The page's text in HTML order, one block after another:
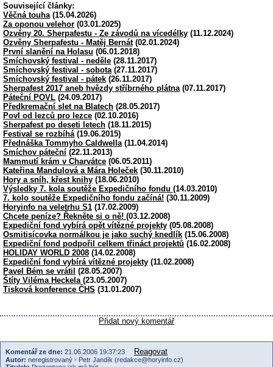
Související články:
Věčná touha (15.04.2026)
Za oponou velehor (03.01.2025)
Ozvěny 20. Sherpafestu - Ze závodů na vícedélky (11.12.2024)
Ozvěny Sherpafestu - Matěj Bernát(02.01.2024)
První slanění na Holasu (06.01.2018)
Smíchovský festival - neděle (28.11.2017)
Smíchovský festival - sobota (27.11.2017)
Smíchovský festival - pátek (26.11.2017)
Sherpafest 2017 aneb hvězdy stříbrného plátna (07.11.2017)
Páteční POVL (24.09.2017)
Předkremační slet na Blatech (28.05.2017)
Povl od lezců pro lezce (02.10.2016)
Sherpafest po deseti letech (18.11.2015)
Festival se rozbíhá (19.06.2015)
Přednáška Tommyho Caldwella (11.04.2014)
Smíchov páteční (22.11.2013)
Mammutí krám v Charvátce (06.05.2011)
Kateřina Mandulová a Mára Holeček (30.11.2010)
Hory a sníh, křest knihy (18.06.2010)
Výsledky 7. kola soutěže Expedičního fondu (14.03.2010)
7. kolo soutěže Expedičního fondu začíná! (30.11.2009)
Horyinfo na veletrhu S1 (17.02.2009)
Chcete peníze? Řekněte si o ně! (03.12.2008)
Expediční fond vybírá opět vítězné projekty (05.08.2008)
Osmitisícovka normálkou je jako suchý knedlík (15.06.2008)
Expediční fond podpořil celkem třináct projektů (16.02.2008)
HOLIDAY WORLD 2008 (14.02.2008)
Expediční fond vybírá vítězné projekty (11.02.2008)
Pavel Bém se vrátil (28.05.2007)
Štíty Viléma Heckela (23.05.2007)
Tisková konference ČHS (31.01.2007)
Přidat nový komentář
Komentář ze dne: 21.06.2006 19:37:23 Reagovat
Autor: neregistrovaný - Petr Jandík (redakce@horyinfo.cz)